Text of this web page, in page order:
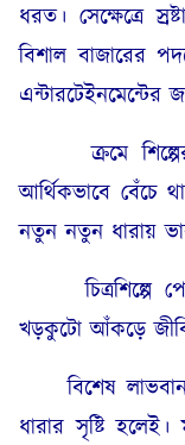
ধরত। সেক্ষেত্রে
বিশাল বাজারের
এন্টারটেইনমেন্টের
ক্রমে শিল্পের
আর্থিকভাবে বেঁচে
নতুন নতুন ধারায়
চিত্রশিল্পে
খড়কুটো আঁকড়ে
বিশেষ
ধারার সৃষ্টি